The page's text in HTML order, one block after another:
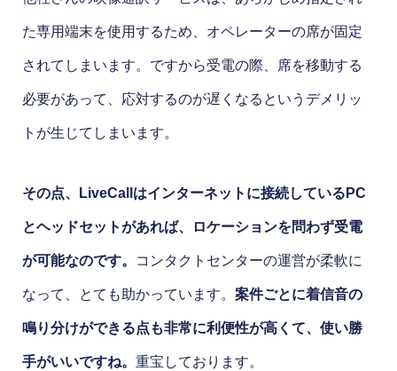
た専用端末を使用するため、オペレーターの席が固定
されてしまいます。ですから受電の際、席を移動する
必要があって、応対するのが遅くなるというデメリッ
トが生じてしまいます。
その点、LiveCallはインターネットに接続しているPC
とヘッドセットがあれば、ロケーションを問わず受電
が可能なのです。 コンタクトセンターの運営が柔軟に
なって、とても助かっています。 案件ごとに着信音の
鳴り分けができる点も非常に利便性が高くて、使い勝
手がいいですね。 重宝しております。